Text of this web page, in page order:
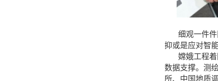
细观一件
抑或是应对智
嫦娥工程
数据支撑。测
所、中国地质